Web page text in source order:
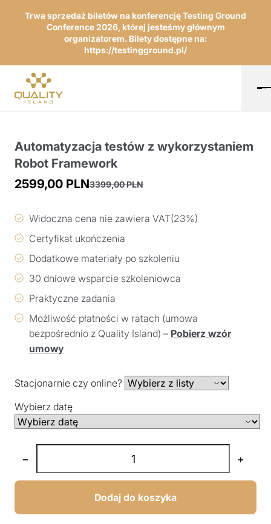
Trwa sprzedaż biletów na konferencję Testing Ground
Conference 2026, której jesteśmy głównym
organizatorem. Bilety dostępne na:
https://testingground.pl/
Automatyzacja testów z wykorzystaniem
Robot Framework
3399,00PLN
cena
3399,00 PLN.
2599,00 PLN
cena
2599,00 PLN.
Widoczna cena nie zawiera VAT(23%)
Certyfikat ukończenia
Dodatkowe materiały po szkoleniu
30 dniowe wsparcie szkoleniowca
Praktyczne zadania
Możliwość płatności w ratach (umowa
bezpośrednio z Quality Island) – Pobierz wzór
umowy
Stacjonarnie czy online?
Wybierz datę
− +
Dodaj do koszyka